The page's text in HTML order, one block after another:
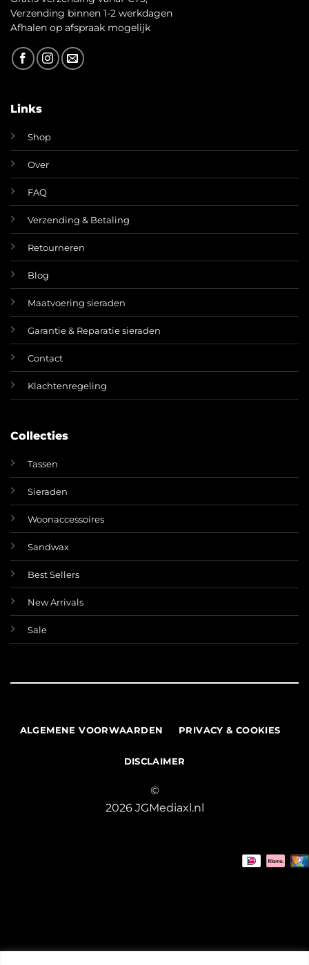
Verzending binnen 1-2 werkdagen
Afhalen op afspraak mogelijk
Links
Shop
Over
FAQ
Verzending & Betaling
Retourneren
Blog
Maatvoering sieraden
Garantie & Reparatie sieraden
Contact
Klachtenregeling
Collecties
Tassen
Sieraden
Woonaccessoires
Sandwax
Best Sellers
New Arrivals
Sale
ALGEMENE VOORWAARDEN PRIVACY & COOKIES
DISCLAIMER
©
2026 JGMediaxl.nl